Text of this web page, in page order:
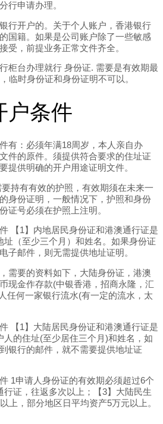
行申请办理。
行开户的。关于个人账户，香港银行
国籍。如果是公司账户除了一些敏感
受，前提业务正常文件齐全。
柜台办理就行 身份证. 需要是有效期最
临时身份证和身份证明不可以。
户条件
有：必须年满18周岁，本人亲自办
件的原件。须提供符合要求的住址证
提供明确的开户用途证明文件。
持有有效的护照，有效期须在未来一
身份证明，一般情况下，护照和身份
证号必须在护照上注明。
【1】内地居民身份证和港澳通行证是
址（至少三个月）和姓名。如果身份证
子邮件，则无需提供地址证明。
需要的资料如下，大陆身份证，港澳
现金作存款(中银香港，招商永隆，汇
任何一家银行流水(有一定的流水，太
【1】大陆居民身份证和港澳通行证是
人的住址(至少居住三个月)和姓名，如
银行的邮件，就不需要提供地址证
1申请人身份证的有效期必须超过6个
行证，往返多次以上；【3】大陆民生
上，部分地区日平均资产5万元以上。